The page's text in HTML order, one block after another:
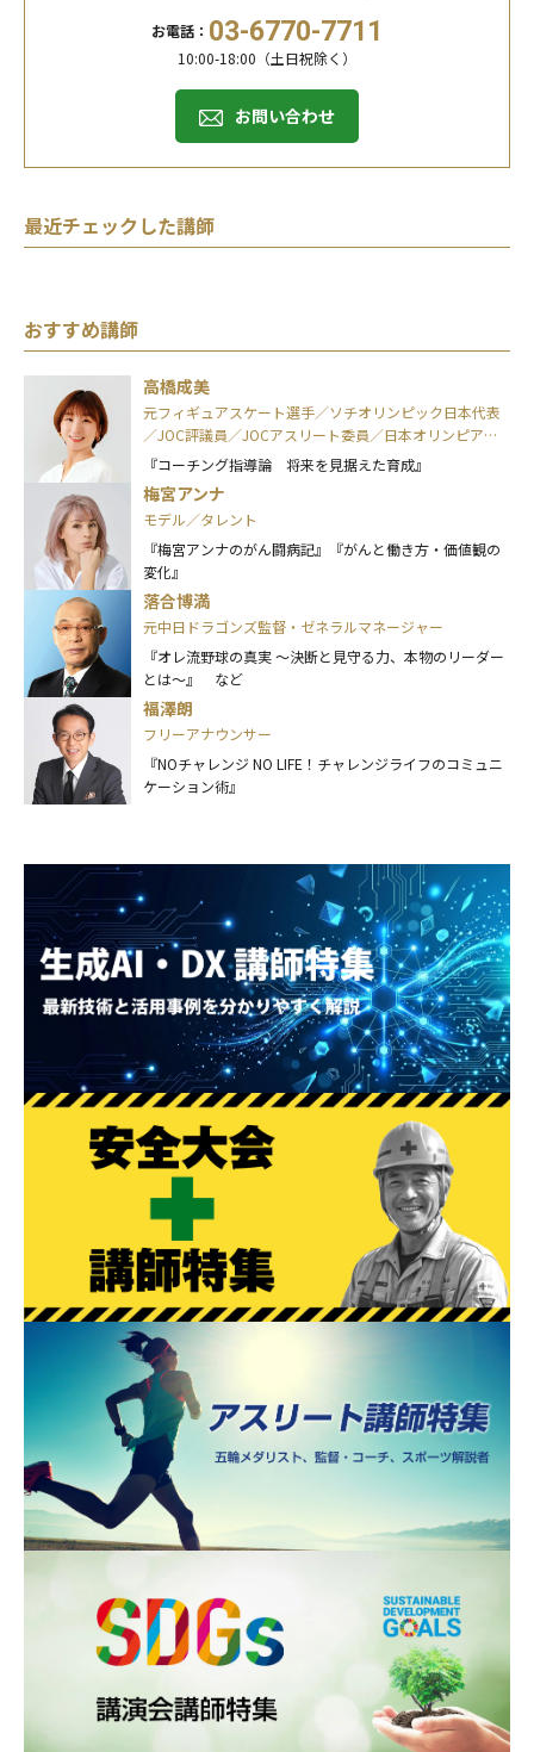
お電話： 03-6770-7711
10:00-18:00（土日祝除く）
お問い合わせ
最近チェックした講師
おすすめ講師
高橋成美
元フィギュアスケート選手／ソチオリンピック日本代表
／JOC評議員／JOCアスリート委員／日本オリンピアン
ズ協会(OAJ)理事
『コーチング指導論 将来を見据えた育成』
梅宮アンナ
モデル／タレント
『梅宮アンナのがん闘病記』『がんと働き方・価値観の
変化』
落合博満
元中日ドラゴンズ監督・ゼネラルマネージャー
『オレ流野球の真実 ～決断と見守る力、本物のリーダー
とは～』 など
福澤朗
フリーアナウンサー
『NOチャレンジ NO LIFE！チャレンジライフのコミュニ
ケーション術』